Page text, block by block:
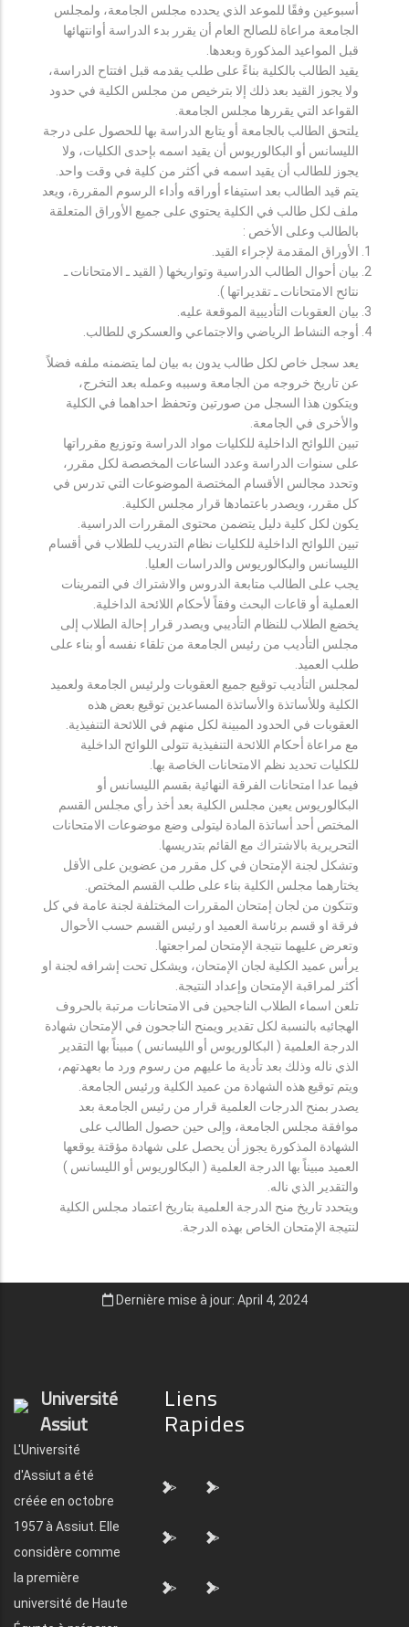
أسبوعين وفقًا للموعد الذي يحدده مجلس الجامعة، ولمجلس
الجامعة مراعاة للصالح العام أن يقرر بدء الدراسة أوانتهائها
قبل المواعيد المذكورة وبعدها.
يقيد الطالب بالكلية بناءً على طلب يقدمه قبل افتتاح الدراسة،
ولا يجوز القيد بعد ذلك إلا بترخيص من مجلس الكلية في حدود
القواعد التي يقررها مجلس الجامعة.
يلتحق الطالب بالجامعة أو يتابع الدراسة بها للحصول على درجة
الليسانس أو البكالوريوس أن يقيد اسمه بإحدى الكليات، ولا
يجوز للطالب أن يقيد اسمه في أكثر من كلية في وقت واحد.
يتم قيد الطالب بعد استيفاء أوراقه وأداء الرسوم المقررة، ويعد
ملف لكل طالب في الكلية يحتوي على جميع الأوراق المتعلقة
بالطالب وعلى الأخص :
الأوراق المقدمة لإجراء القيد.
بيان أحوال الطالب الدراسية وتواريخها ( القيد ـ الامتحانات ـ
نتائح الامتحانات ـ تقديراتها ).
بيان العقوبات التأديبية الموقعة عليه.
أوجه النشاط الرياضي والاجتماعي والعسكري للطالب.
يعد سجل خاص لكل طالب يدون به بيان لما يتضمنه ملفه فضلاً
عن تاريخ خروجه من الجامعة وسببه وعمله بعد التخرج،
ويتكون هذا السجل من صورتين وتحفظ احداهما في الكلية
والأخرى في الجامعة.
تبين اللوائح الداخلية للكليات مواد الدراسة وتوزيع مقرراتها
على سنوات الدراسة وعدد الساعات المخصصة لكل مقرر،
وتحدد مجالس الأقسام المختصة الموضوعات التي تدرس في
كل مقرر، ويصدر باعتمادها قرار مجلس الكلية.
يكون لكل كلية دليل يتضمن محتوى المقررات الدراسية.
تبين اللوائح الداخلية للكليات نظام التدريب للطلاب في أقسام
الليسانس والبكالوريوس والدراسات العليا.
يجب على الطالب متابعة الدروس والاشتراك في التمرينات
العملية أو قاعات البحث وفقاً لأحكام اللائحة الداخلية.
يخضع الطلاب للنظام التأديبي ويصدر قرار إحالة الطلاب إلى
مجلس التأديب من رئيس الجامعة من تلقاء نفسه أو بناء على
طلب العميد.
لمجلس التأديب توقيع جميع العقوبات ولرئيس الجامعة ولعميد
الكلية وللأساتذة والأساتذة المساعدين توقيع بعض هذه
العقوبات في الحدود المبينة لكل منهم في اللائحة التنفيذية.
مع مراعاة أحكام اللائحة التنفيذية تتولى اللوائح الداخلية
للكليات تحديد نظم الامتحانات الخاصة بها.
فيما عدا امتحانات الفرقة النهائية بقسم الليسانس أو
البكالوريوس يعين مجلس الكلية بعد أخذ رأي مجلس القسم
المختص أحد أساتذة المادة ليتولى وضع موضوعات الامتحانات
التحريرية بالاشتراك مع القائم بتدريسها.
وتشكل لجنة الإمتحان في كل مقرر من عضوين على الأقل
يختارهما مجلس الكلية بناء على طلب القسم المختص.
وتتكون من لجان إمتحان المقررات المختلفة لجنة عامة في كل
فرقة او قسم برئاسة العميد او رئيس القسم حسب الأحوال
وتعرض عليهما نتيجة الإمتحان لمراجعتها.
يرأس عميد الكلية لجان الإمتحان، ويشكل تحت إشرافه لجنة او
أكثر لمراقبة الإمتحان وإعداد النتيجة.
تلعن اسماء الطلاب الناجحين فى الامتحانات مرتبة بالحروف
الهجائيه بالنسبة لكل تقدير ويمنح الناجحون في الإمتحان شهادة
الدرجة العلمية ( البكالوريوس أو الليسانس ) مبيناً بها التقدير
الذي ناله وذلك بعد تأدية ما عليهم من رسوم ورد ما بعهدتهم،
ويتم توقيع هذه الشهادة من عميد الكلية ورئيس الجامعة.
يصدر بمنح الدرجات العلمية قرار من رئيس الجامعة بعد
موافقة مجلس الجامعة، وإلى حين حصول الطالب على
الشهادة المذكورة يجوز أن يحصل على شهادة مؤقتة يوقعها
العميد مبيناً بها الدرجة العلمية ( البكالوريوس أو الليسانس )
والتقدير الذي ناله.
ويتحدد تاريخ منح الدرجة العلمية بتاريخ اعتماد مجلس الكلية
لنتيجة الإمتحان الخاص بهذه الدرجة.
Dernière mise à jour: April 4, 2024
Université
Assiut
L'Université
d'Assiut a été
créée en octobre
1957 à Assiut. Elle
considère comme
la première
université de Haute
Liens
Rapides
"> ">
"> ">
"> ">